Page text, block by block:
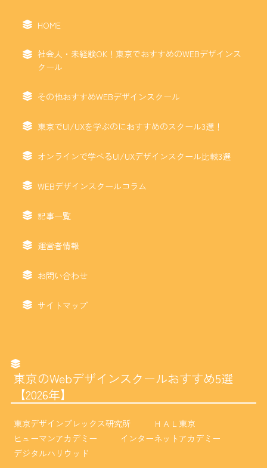
HOME
社会人・未経験OK！東京でおすすめのWEBデザインス
クール
その他おすすめWEBデザインスクール
東京でUI/UXを学ぶのにおすすめのスクール3選！
オンラインで学べるUI/UXデザインスクール比較3選
WEBデザインスクールコラム
記事一覧
運営者情報
お問い合わせ
サイトマップ
東京のWebデザインスクールおすすめ5選
【2026年】
東京デザインプレックス研究所
ＨＡＬ東京
ヒューマンアカデミー
インターネットアカデミー
デジタルハリウッド